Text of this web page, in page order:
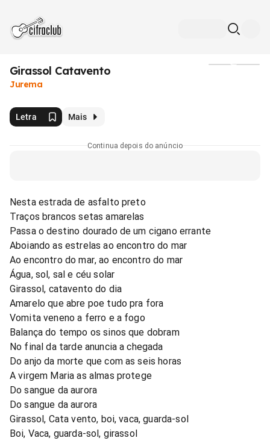
Girassol Catavento
Jurema
Letra Mais
Continua depois do anúncio
Nesta estrada de asfalto preto
Traços brancos setas amarelas
Passa o destino dourado de um cigano errante
Aboiando as estrelas ao encontro do mar
Ao encontro do mar, ao encontro do mar
Água, sol, sal e céu solar
Girassol, catavento do dia
Amarelo que abre poe tudo pra fora
Vomita veneno a ferro e a fogo
Balança do tempo os sinos que dobram
No final da tarde anuncia a chegada
Do anjo da morte que com as seis horas
A virgem Maria as almas protege
Do sangue da aurora
Do sangue da aurora
Girassol, Cata vento, boi, vaca, guarda-sol
Boi, Vaca, guarda-sol, girassol